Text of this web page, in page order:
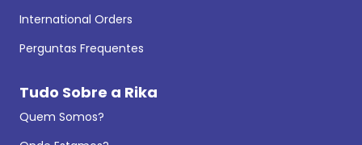
International Orders
Perguntas Frequentes
Tudo Sobre a Rika
Quem Somos?